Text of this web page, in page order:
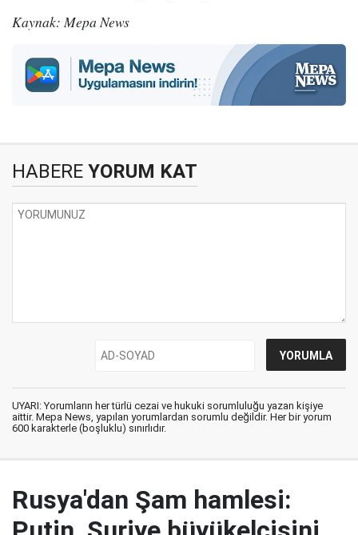
Kaynak: Mepa News
HABERE YORUM KAT
UYARI: Yorumların her türlü cezai ve hukuki sorumluluğu yazan kişiye
aittir. Mepa News, yapılan yorumlardan sorumlu değildir. Her bir yorum
600 karakterle (boşluklu) sınırlıdır.
Rusya'dan Şam hamlesi: